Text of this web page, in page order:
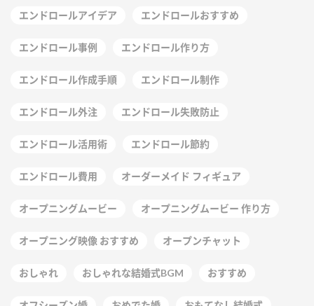
エンドロールアイデア エンドロールおすすめ
エンドロール事例 エンドロール作り方
エンドロール作成手順 エンドロール制作
エンドロール外注 エンドロール失敗防止
エンドロール活用術 エンドロール節約
エンドロール費用 オーダーメイド フィギュア
オープニングムービー オープニングムービー 作り方
オープニング映像 おすすめ オープンチャット
おしゃれ おしゃれな結婚式BGM おすすめ